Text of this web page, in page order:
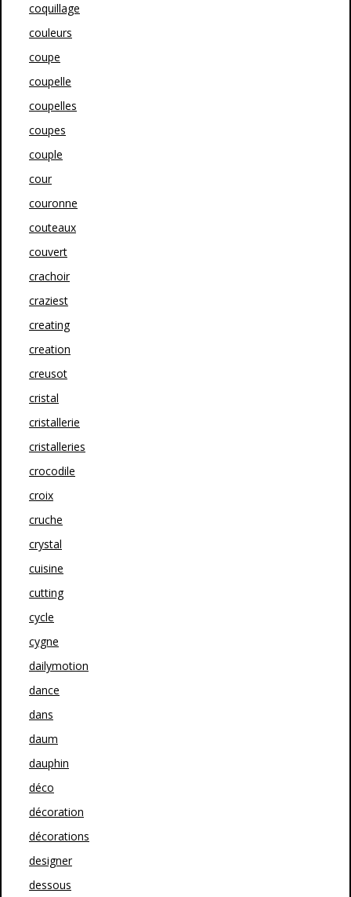
coquillage
couleurs
coupe
coupelle
coupelles
coupes
couple
cour
couronne
couteaux
couvert
crachoir
craziest
creating
creation
creusot
cristal
cristallerie
cristalleries
crocodile
croix
cruche
crystal
cuisine
cutting
cycle
cygne
dailymotion
dance
dans
daum
dauphin
déco
décoration
décorations
designer
dessous